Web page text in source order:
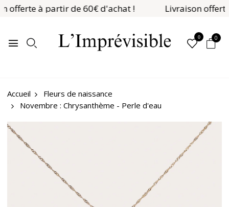
offerte à partir de 60€ d'achat ! Livraison
0 0
Accueil
Fleurs de naissance
Novembre : Chrysanthème - Perle d'eau